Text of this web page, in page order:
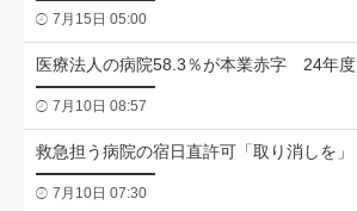
7月15日 05:00
医療法人の病院58.3％が本業赤字 24年度
7月10日 08:57
救急担う病院の宿日直許可「取り消しを」
7月10日 07:30